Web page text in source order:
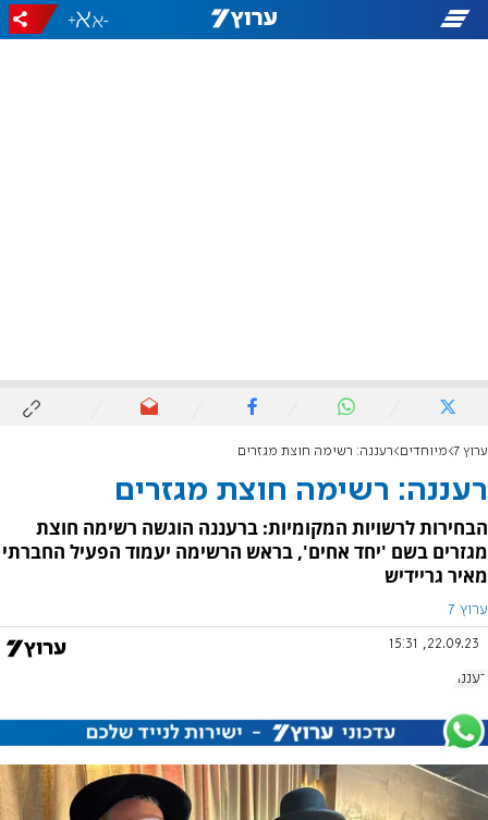
-
+
ערוץ 7 מיוחדים רעננה: רשימה חוצת מגזרים
רעננה: רשימה חוצת מגזרים
הבחירות לרשויות המקומיות: ברעננה הוגשה רשימה חוצת
מגזרים בשם 'יחד אחים', בראש הרשימה יעמוד הפעיל החברתי
מאיר גריידיש
ערוץ 7
22.09.23, 15:31
רעננה